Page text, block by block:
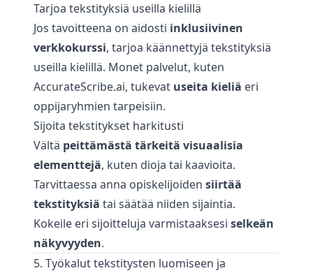
Tarjoa tekstityksiä useilla kielillä
Jos tavoitteena on aidosti inklusiivinen
verkkokurssi, tarjoa käännettyjä tekstityksiä
useilla kielillä. Monet palvelut, kuten
AccurateScribe.ai, tukevat useita kieliä eri
oppijaryhmien tarpeisiin.
Sijoita tekstitykset harkitusti
Vältä peittämästä tärkeitä visuaalisia
elementtejä, kuten dioja tai kaavioita.
Tarvittaessa anna opiskelijoiden siirtää
tekstityksiä tai säätää niiden sijaintia.
Kokeile eri sijoitteluja varmistaaksesi selkeän
näkyvyyden.
5. Työkalut tekstitysten luomiseen ja